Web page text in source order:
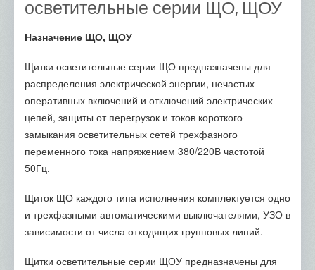
осветительные серии ЩО, ЩОУ
Назначение ЩО, ЩОУ
Щитки осветительные серии ЩО предназначены для
распределения электрической энергии, нечастых
оперативных включений и отключений электрических
цепей, защиты от перегрузок и токов короткого
замыкания осветительных сетей трехфазного
переменного тока напряжением 380/220В частотой
50Гц.
Щиток ЩО каждого типа исполнения комплектуется одно
и трехфазными автоматическими выключателями, УЗО в
зависимости от числа отходящих групповых линий.
Щитки осветительные серии ЩОУ предназначены для